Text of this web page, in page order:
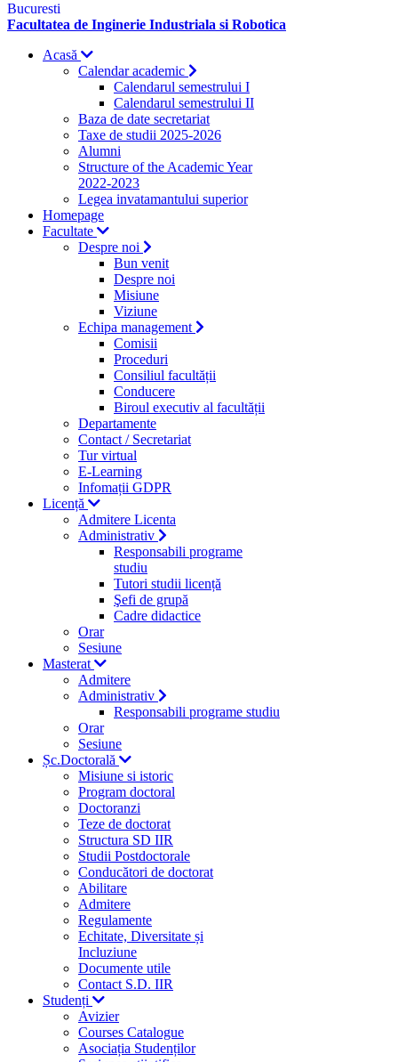
Bucuresti
Facultatea de Inginerie Industriala si Robotica
Acasă
Calendar academic
Calendarul semestrului I
Calendarul semestrului II
Baza de date secretariat
Taxe de studii 2025-2026
Alumni
Structure of the Academic Year
2022-2023
Legea invatamantului superior
Homepage
Facultate
Despre noi
Bun venit
Despre noi
Misiune
Viziune
Echipa management
Comisii
Proceduri
Consiliul facultății
Conducere
Biroul executiv al facultății
Departamente
Contact / Secretariat
Tur virtual
E-Learning
Infomații GDPR
Licență
Admitere Licenta
Administrativ
Responsabili programe
studiu
Tutori studii licență
Şefi de grupă
Cadre didactice
Orar
Sesiune
Masterat
Admitere
Administrativ
Responsabili programe studiu
Orar
Sesiune
Șc.Doctorală
Misiune si istoric
Program doctoral
Doctoranzi
Teze de doctorat
Structura SD IIR
Studii Postdoctorale
Conducători de doctorat
Abilitare
Admitere
Regulamente
Echitate, Diversitate și
Incluziune
Documente utile
Contact S.D. IIR
Studenți
Avizier
Courses Catalogue
Asociația Studenților